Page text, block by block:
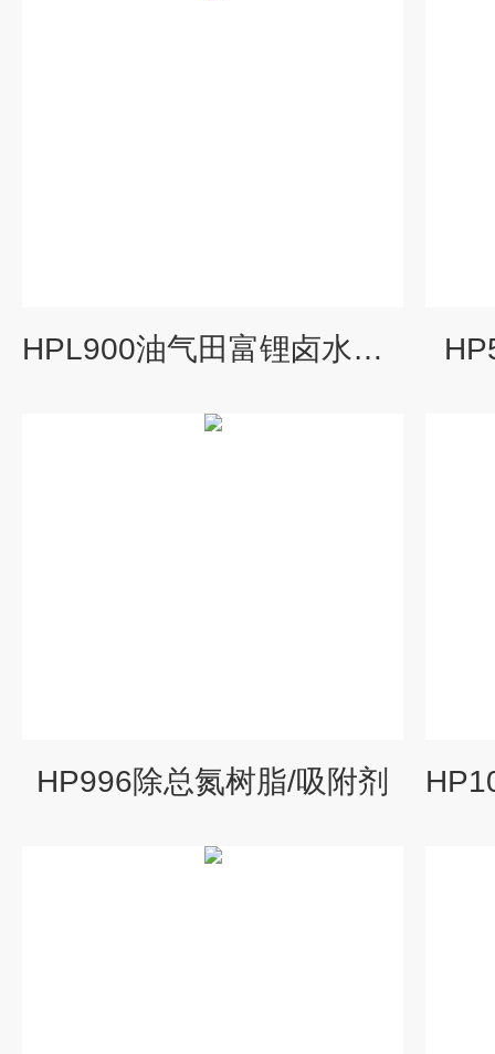
HPL900油气田富锂卤水提锂 离子交换树脂
HP996除总氮树脂/吸附剂